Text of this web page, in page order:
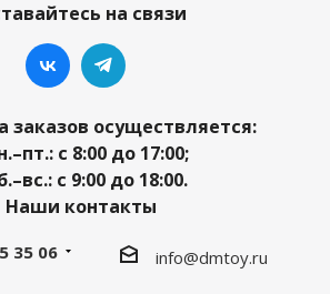
на связи
заказов осуществляется:
с 8:00 до 17:00;
с 9:00 до 18:00.
Наши контакты
35 06 info@dmtoy.ru